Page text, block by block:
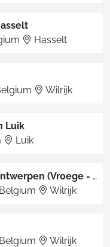
Hasselt
Wilrijk
Luik
Luik
Automechanieker - Cardoen Antwerpen (Vroege - Late Shift)
Wilrijk
Wilrijk